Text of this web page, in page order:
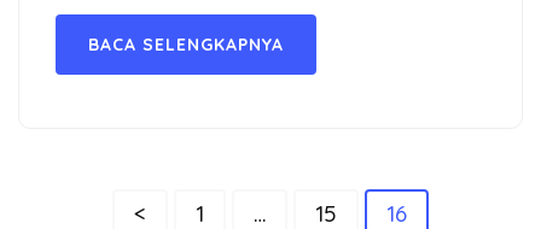
BACA SELENGKAPNYA
Paginasi
< Halaman
1 … Halaman
15 Halaman
16